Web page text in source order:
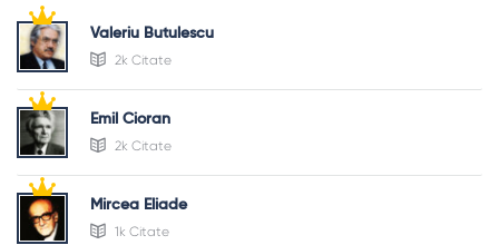
Valeriu Butulescu
2k Citate
Emil Cioran
2k Citate
Mircea Eliade
1k Citate